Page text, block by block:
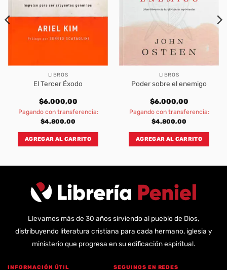
LIBROS
El Tercer Éxodo
$6.000,00
Pagando con transferencia:
$4.800,00
AGREGAR AL CARRITO
LIBROS
Poder sobre el enemigo
$6.000,00
Pagando con transferencia:
$4.800,00
AGREGAR AL CARRITO
Llevamos más de 30 años sirviendo al pueblo de Dios,
distribuyendo literatura cristiana para cada hermano, iglesia y
ministerio que progresa en su edificación espiritual.
INFORMACIÓN ÚTIL SEGUINOS EN REDES